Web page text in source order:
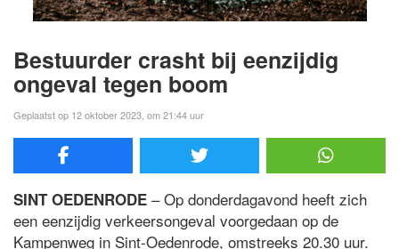
Bestuurder crasht bij eenzijdig
ongeval tegen boom
Geplaatst op 12 oktober 2023, om 21:44 uur
SINT OEDENRODE – Op donderdagavond heeft zich
een eenzijdig verkeersongeval voorgedaan op de
Kampenweg in Sint-Oedenrode, omstreeks 20.30 uur.